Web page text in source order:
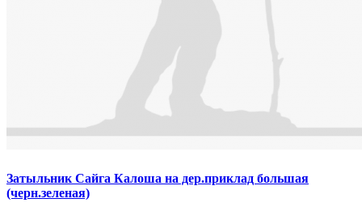
Затыльник Сайга Калоша на дер.приклад большая
(черн.зеленая)